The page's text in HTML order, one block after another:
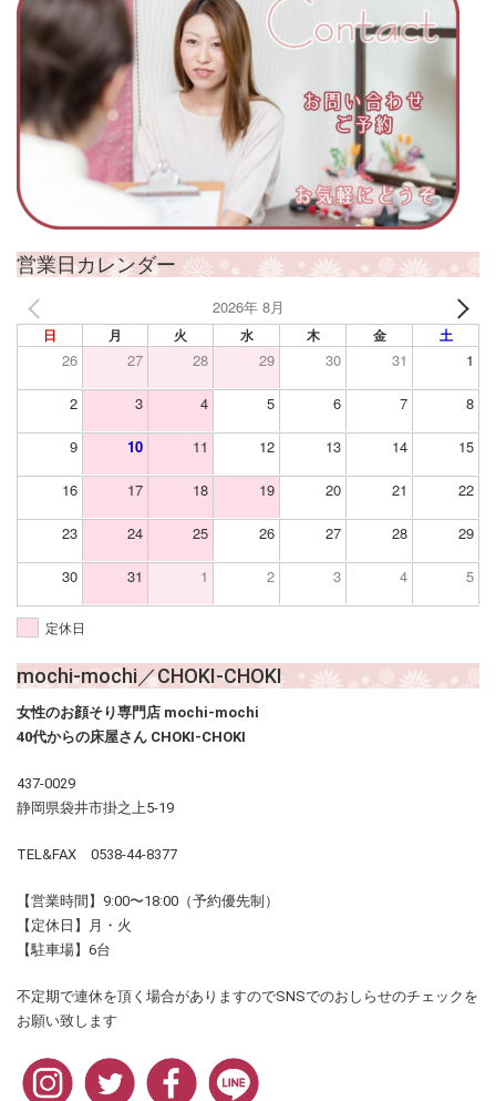
営業日カレンダー
2026年 8月
日 月 火 水 木 金 土
26 27 28 29 30 31 1
2 3 4 5 6 7 8
9 10 11 12 13 14 15
16 17 18 19 20 21 22
23 24 25 26 27 28 29
30 31 1 2 3 4 5
定休日
mochi-mochi／CHOKI-CHOKI
女性のお顔そり専門店 mochi-mochi
40代からの床屋さん CHOKI-CHOKI
437-0029
静岡県袋井市掛之上5-19
TEL&FAX 0538-44-8377
【営業時間】9:00〜18:00（予約優先制）
【定休日】月・火
【駐車場】6台
不定期で連休を頂く場合がありますのでSNSでのおしらせのチェックを
お願い致します